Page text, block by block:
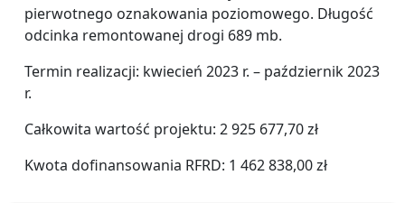
pierwotnego oznakowania poziomowego. Długość
odcinka remontowanej drogi 689 mb.
Termin realizacji: kwiecień 2023 r. – październik 2023
r.
Całkowita wartość projektu: 2 925 677,70 zł
Kwota dofinansowania RFRD: 1 462 838,00 zł